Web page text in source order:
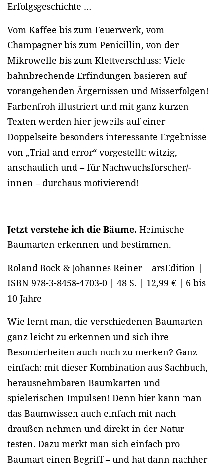
Erfolgsgeschichte …
Vom Kaffee bis zum Feuerwerk, vom
Champagner bis zum Penicillin, von der
Mikrowelle bis zum Klettverschluss: Viele
bahnbrechende Erfindungen basieren auf
vorangehenden Ärgernissen und Misserfolgen!
Farbenfroh illustriert und mit ganz kurzen
Texten werden hier jeweils auf einer
Doppelseite besonders interessante Ergebnisse
von „Trial and error“ vorgestellt: witzig,
anschaulich und – für Nachwuchsforscher/-
innen – durchaus motivierend!
Jetzt verstehe ich die Bäume. Heimische
Baumarten erkennen und bestimmen.
Roland Bock & Johannes Reiner | arsEdition |
ISBN 978-3-8458-4703-0 | 48 S. | 12,99 € | 6 bis
10 Jahre
Wie lernt man, die verschiedenen Baumarten
ganz leicht zu erkennen und sich ihre
Besonderheiten auch noch zu merken? Ganz
einfach: mit dieser Kombination aus Sachbuch,
herausnehmbaren Baumkarten und
spielerischen Impulsen! Denn hier kann man
das Baumwissen auch einfach mit nach
draußen nehmen und direkt in der Natur
testen. Dazu merkt man sich einfach pro
Baumart einen Begriff – und hat dann nachher